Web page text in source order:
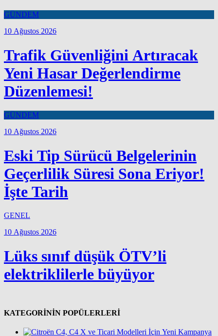
GÜNDEM
10 Ağustos 2026
Trafik Güvenliğini Artıracak
Yeni Hasar Değerlendirme
Düzenlemesi!
GÜNDEM
10 Ağustos 2026
Eski Tip Sürücü Belgelerinin
Geçerlilik Süresi Sona Eriyor!
İşte Tarih
GENEL
10 Ağustos 2026
Lüks sınıf düşük ÖTV’li
elektriklilerle büyüyor
KATEGORİNİN POPÜLERLERİ